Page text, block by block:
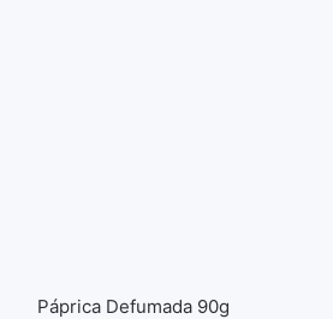
Páprica Defumada 90g